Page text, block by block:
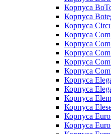
Корпуса
Корпуса
Корпуса
Корпуса
Корпуса
Корпуса
Корпуса
Корпуса
Корпуса
Корпуса
Корпуса
Корпуса
Корпуса
Корпуса